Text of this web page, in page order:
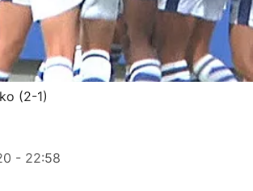
(2-1)
- 22:58